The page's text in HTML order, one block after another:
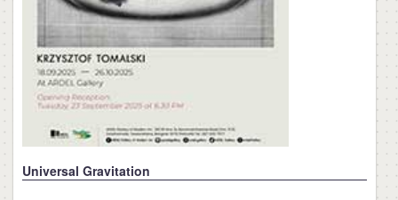
Universal Gravitation